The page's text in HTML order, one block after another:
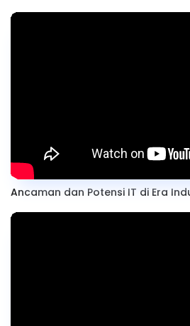
Ancaman dan Potensi IT di Era